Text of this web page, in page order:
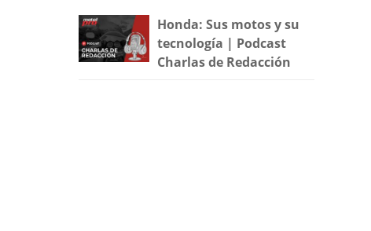
Honda: Sus motos y su
tecnología | Podcast
Charlas de Redacción